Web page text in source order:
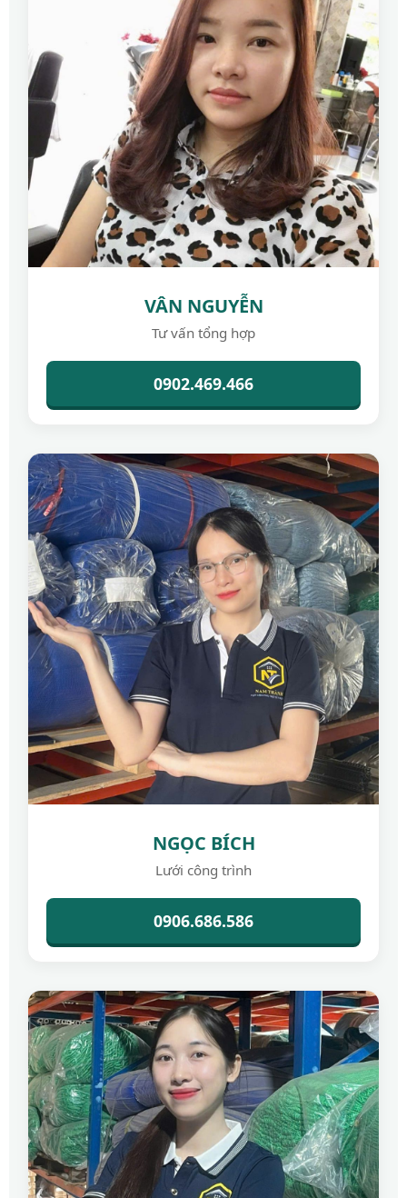
VÂN NGUYỄN
Tư vấn tổng hợp
0902.469.466
NGỌC BÍCH
Lưới công trình
0906.686.586